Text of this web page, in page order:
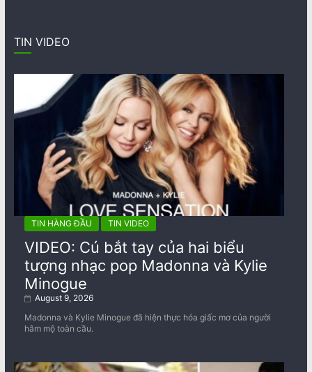
TIN VIDEO
TIN HÀNG ĐẦU TIN VIDEO
VIDEO: Cú bắt tay của hai biểu
tượng nhạc pop Madonna và Kylie
Minogue
August 9, 2026
Madonna và Kylie Minogue đã hiện thực hóa giấc mơ của người
hâm mộ toàn cầu.